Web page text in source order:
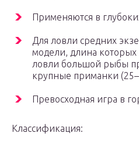
Применяются в
Для ловли средних
модели, длина которых
ловли большой рыбы
крупные приманки
Превосходная игра в
Классификация: